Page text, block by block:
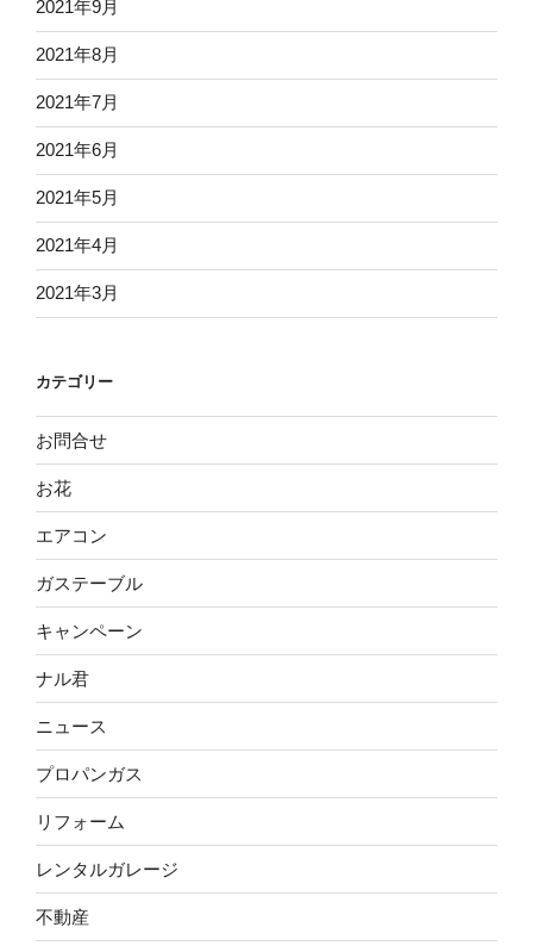
2021年9月
2021年8月
2021年7月
2021年6月
2021年5月
2021年4月
2021年3月
カテゴリー
お問合せ
お花
エアコン
ガステーブル
キャンペーン
ナル君
ニュース
プロパンガス
リフォーム
レンタルガレージ
不動産